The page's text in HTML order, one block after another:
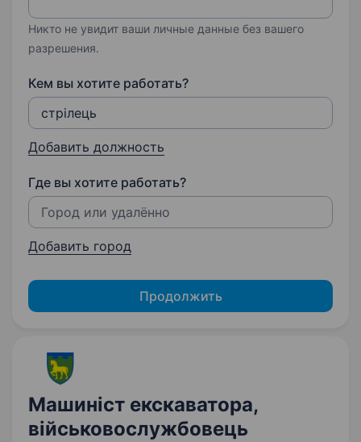
Никто не увидит ваши личные данные без вашего
разрешения.
Кем вы хотите работать?
Добавить должность
Где вы хотите работать?
Добавить город
Продолжить
Машиніст екскаватора,
військовослужбовець